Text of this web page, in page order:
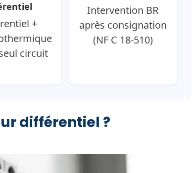
+
circuit
Intervention BR
après consignation
(NF C 18-510)
différentiel ?